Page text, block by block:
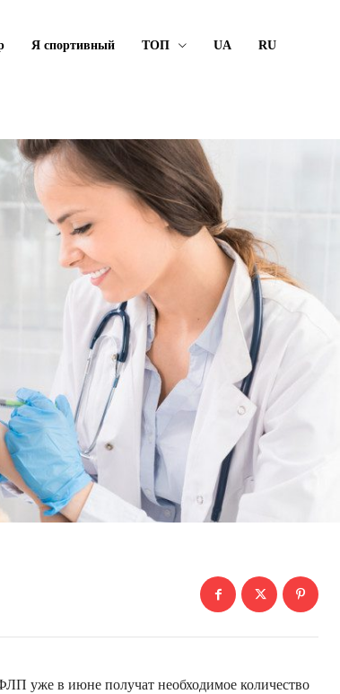
Я спортивный ТОП UA RU
уже в июне получат необходимое количество